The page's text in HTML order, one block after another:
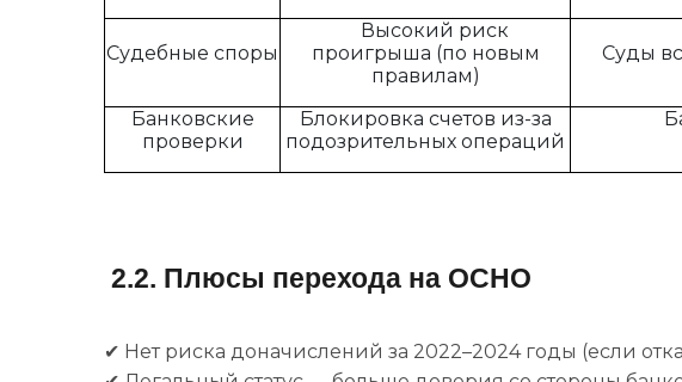
Судебные споры
Высокий риск
проигрыша (по новым
правилам)
Суды
Банковские
проверки
Блокировка счетов из-за
подозрительных операций
Банки
2.2. Плюсы перехода на ОСНО
✔ Нет риска доначислений за 2022–2024 годы (если